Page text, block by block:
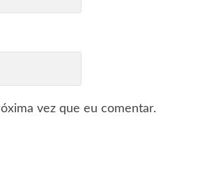
vez que eu comentar.